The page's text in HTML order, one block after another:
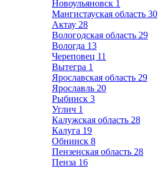
Новоульяновск 1
Мангистауская область 30
Актау 28
Вологодская область 29
Вологда 13
Череповец 11
Вытегра 1
Ярославская область 29
Ярославль 20
Рыбинск 3
Углич 1
Калужская область 28
Калуга 19
Обнинск 8
Пензенская область 28
Пенза 16